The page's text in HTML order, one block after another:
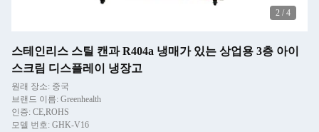
2 / 4
스테인리스 스틸 캔과 R404a 냉매가 있는 상업용 3층 아이
스크림 디스플레이 냉장고
원래 장소: 중국
브랜드 이름: Greenhealth
인증: CE,ROHS
모델 번호: GHK-V16